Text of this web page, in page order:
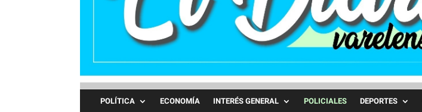
POLÍTICA ECONOMÍA INTERÉS GENERAL POLICIALES DEPORTES